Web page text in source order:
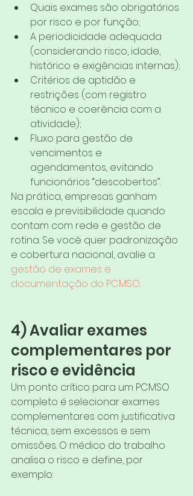
Quais exames são obrigatórios
por risco e por função;
A periodicidade adequada
(considerando risco, idade,
histórico e exigências internas);
Critérios de aptidão e
restrições (com registro
técnico e coerência com a
atividade);
Fluxo para gestão de
vencimentos e
agendamentos, evitando
funcionários “descobertos”.
Na prática, empresas ganham
escala e previsibilidade quando
contam com rede e gestão de
rotina. Se você quer padronização
e cobertura nacional, avalie a
gestão de exames e
documentação do PCMSO.
4) Avaliar exames
complementares por
risco e evidência
Um ponto crítico para um PCMSO
completo é selecionar exames
complementares com justificativa
técnica, sem excessos e sem
omissões. O médico do trabalho
analisa o risco e define, por
exemplo: